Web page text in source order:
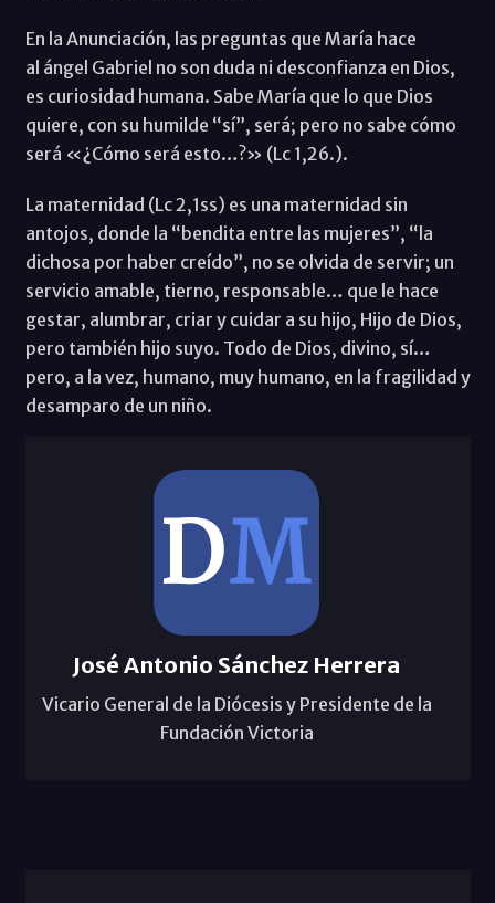
En la Anunciación, las preguntas que María hace
al ángel Gabriel no son duda ni desconfianza en Dios,
es curiosidad humana. Sabe María que lo que Dios
quiere, con su humilde “sí”, será; pero no sabe cómo
será «¿Cómo será esto…?» (Lc 1,26.).
La maternidad (Lc 2,1ss) es una maternidad sin
antojos, donde la “bendita entre las mujeres”, “la
dichosa por haber creído”, no se olvida de servir; un
servicio amable, tierno, responsable… que le hace
gestar, alumbrar, criar y cuidar a su hijo, Hijo de Dios,
pero también hijo suyo. Todo de Dios, divino, sí…
pero, a la vez, humano, muy humano, en la fragilidad y
desamparo de un niño.
José Antonio Sánchez Herrera
Vicario General de la Diócesis y Presidente de la
Fundación Victoria